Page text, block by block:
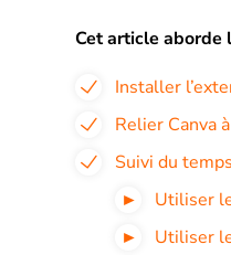
Cet article aborde
Installer
Relier Canva
Suivi du
Utiliser
Utiliser